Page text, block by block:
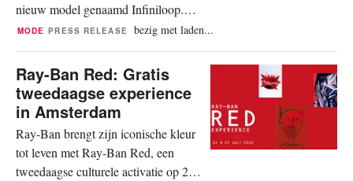
nieuw model genaamd Infiniloop.
Volgens het merk is het ontwerp
opgebouwd rond het concept van één
ononderbroken lijn, met als doel een
montuur te maken dat een glas
vasthoudt met zo min mogelijk
structurele lijnen. Credits: Oakley®
Het montuur combineert twee
materialen:...
MODE PRESS RELEASE bezig met laden...
Ray-Ban Red: Gratis
tweedaagse experience
in Amsterdam
Ray-Ban brengt zijn iconische kleur
tot leven met Ray-Ban Red, een
tweedaagse culturele activatie op 24